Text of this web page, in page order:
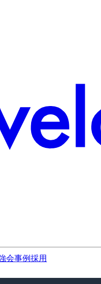
会事例採用